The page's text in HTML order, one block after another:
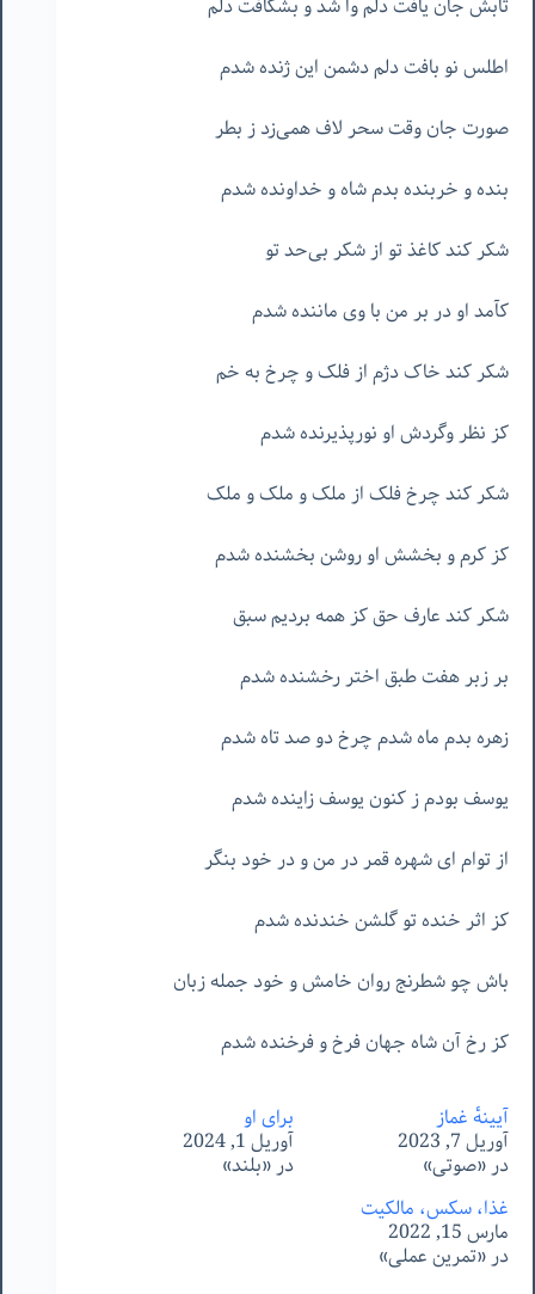
تابش جان یافت دلم وا شد و بشکافت دلم
اطلس نو بافت دلم دشمن این ژنده شدم
صورت جان وقت سحر لاف همی‌زد ز بطر
بنده و خربنده بدم شاه و خداونده شدم
شکر کند کاغذ تو از شکر بی‌حد تو
کآمد او در بر من با وی ماننده شدم
شکر کند خاک دژم از فلک و چرخ به خم
کز نظر وگردش او نورپذیرنده شدم
شکر کند چرخ فلک از ملک و ملک و ملک
کز کرم و بخشش او روشن بخشنده شدم
شکر کند عارف حق کز همه بردیم سبق
بر زبر هفت طبق اختر رخشنده شدم
زهره بدم ماه شدم چرخ دو صد تاه شدم
یوسف بودم ز کنون یوسف زاینده شدم
از توام ای شهره قمر در من و در خود بنگر
کز اثر خنده تو گلشن خندنده شدم
باش چو شطرنج روان خامش و خود جمله زبان
کز رخ آن شاه جهان فرخ و فرخنده شدم
آیینه‌ٔ غماز
آوریل 7, 2023
در «صوتی»
برای او
آوریل 1, 2024
در «بلند»
غذا، سکس، مالکیت
مارس 15, 2022
در «تمرین عملی»